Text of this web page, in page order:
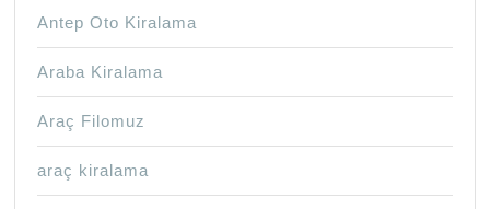
Antep Oto Kiralama
Araba Kiralama
Araç Filomuz
araç kiralama